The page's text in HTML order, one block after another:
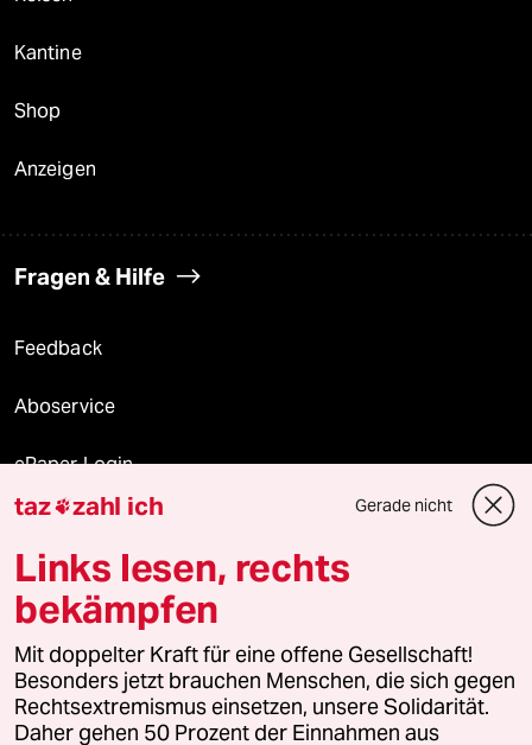
Kantine
Shop
Anzeigen
Fragen & Hilfe
Feedback
Aboservice
ePaper Login
Downloads für Abonnierende
© 2026 taz Verlags und Vertriebs GmbH
Alle Rechte vorbehalten. Bei rechtlichen Fragen oder für Genehmigungen
wenden Sie sich bitte an
lizenzen@taz.de
taz zahl ich Gerade nicht
Links lesen, rechts
bekämpfen
Mit doppelter Kraft für eine offene Gesellschaft!
Besonders jetzt brauchen Menschen, die sich gegen
Rechtsextremismus einsetzen, unsere Solidarität.
Daher gehen 50 Prozent der Einnahmen aus